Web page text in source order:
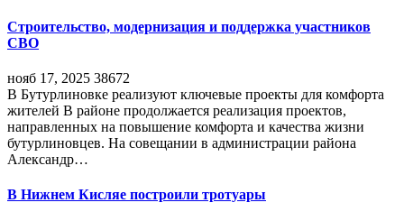
Строительство, модернизация и поддержка участников
СВО
нояб 17, 2025 38672
В Бутурлиновке реализуют ключевые проекты для комфорта
жителей В районе продолжается реализация проектов,
направленных на повышение комфорта и качества жизни
бутурлиновцев. На совещании в администрации района
Александр…
В Нижнем Кисляе построили тротуары